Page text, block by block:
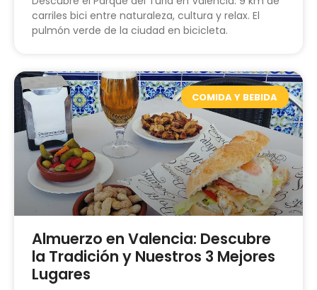
carriles bici entre naturaleza, cultura y relax. El
pulmón verde de la ciudad en bicicleta.
COMIDA Y BEBIDA
Almuerzo en Valencia: Descubre
la Tradición y Nuestros 3 Mejores
Lugares